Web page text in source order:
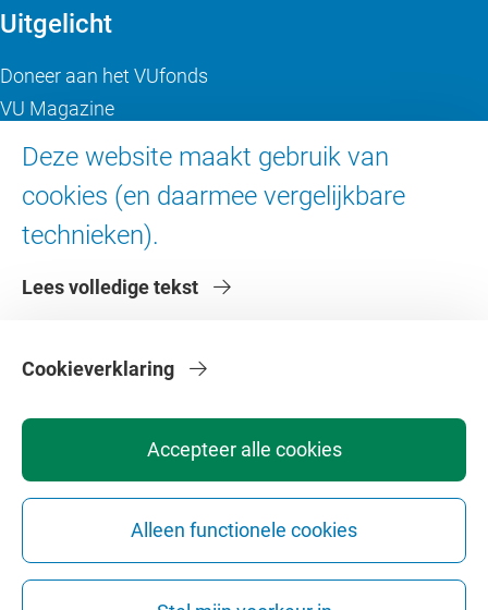
Deze website maakt gebruik van
cookies (en daarmee vergelijkbare
technieken).
Lees volledige tekst
Accepteer alle cookies
Alleen functionele cookies
Cookieverklaring
Uitgelicht
Doneer aan het VUfonds
VU Magazine
Over de VU
Contact en route
Faculteiten
PrivacyDisclaimerVeiligheidWebcolofonCookie instellingen